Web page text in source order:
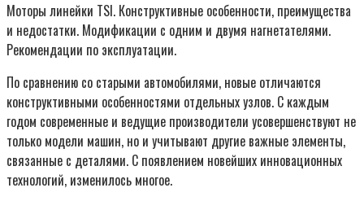
Моторы линейки TSI. Конструктивные особенности, преимущества
и недостатки. Модификации с одним и двумя нагнетателями.
Рекомендации по эксплуатации.
По сравнению со старыми автомобилями, новые отличаются
конструктивными особенностями отдельных узлов. С каждым
годом современные и ведущие производители усовершенствуют не
только модели машин, но и учитывают другие важные элементы,
связанные с деталями. С появлением новейших инновационных
технологий, изменилось многое.